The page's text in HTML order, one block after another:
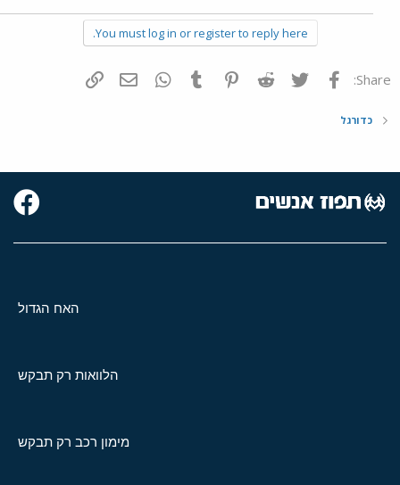
You must log in or register to reply here.
Share: פייסבוק Twitter
Reddit
Pinterest
Tumblr
WhatsAppדואר אלקטרוני
כדורגל
האח הגדול
הלוואות רק תבקש
מימון רכב רק תבקש